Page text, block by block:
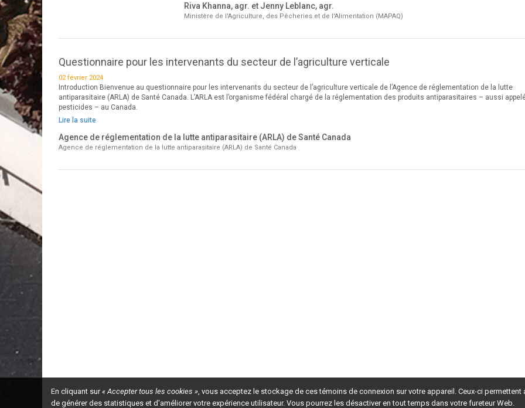
Riva Khanna, agr. et Jenny Leblanc, agr.
Ministère de l'Agriculture, des Pêcheries et de l'Alimentation (MAPAQ)
Questionnaire pour les intervenants du secteur de l’agriculture verticale
02 février 2024
Introduction Bienvenue au questionnaire pour les intervenants du secteur de l’agriculture verticale de l’Agence de réglementation de la lutte
antiparasitaire (ARLA) de Santé Canada. L’ARLA est l’organisme fédéral chargé de la réglementation des produits antiparasitaires – aussi
pesticides – au Canada.
Lire la suite
Agence de réglementation de la lutte antiparasitaire (ARLA) de Santé Canada
Agence de réglementation de la lutte antiparasitaire (ARLA) de Santé Canada
En cliquant sur« Accepter tous les cookies », vous acceptez le stockage de ces témoins de connexion sur votre appareil. Ceux-ci permettent
de générer des statistiques et d'améliorer votre expérience utilisateur. Vous pourrez les désactiver en tout temps dans votre fureteur Web.